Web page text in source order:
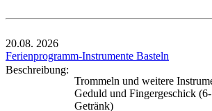
20.08. 2026
Ferienprogramm-Instrumente Basteln
Beschreibung:
Trommeln und weitere
Geduld und Fingergeschick
Getränk)